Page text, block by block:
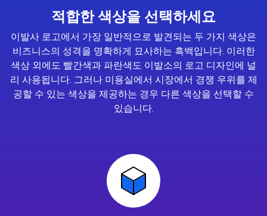
적합한 색상을 선택하세요
이발사 로고에서 가장 일반적으로 발견되는 두 가지 색상은
비즈니스의 성격을 명확하게 묘사하는 흑백입니다. 이러한
색상 외에도 빨간색과 파란색도 이발소의 로고 디자인에 널
리 사용됩니다. 그러나 미용실에서 시장에서 경쟁 우위를 제
공할 수 있는 색상을 제공하는 경우 다른 색상을 선택할 수
있습니다.